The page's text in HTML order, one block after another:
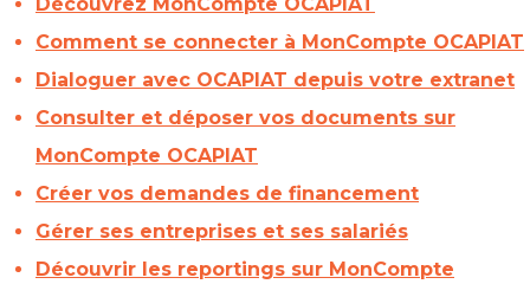
Comment se connecter à MonCompte OCAPIAT
Dialoguer avec OCAPIAT depuis votre extranet
Consulter et déposer vos documents sur
MonCompte OCAPIAT
Créer vos demandes de financement
Gérer ses entreprises et ses salariés
Découvrir les reportings sur MonCompte